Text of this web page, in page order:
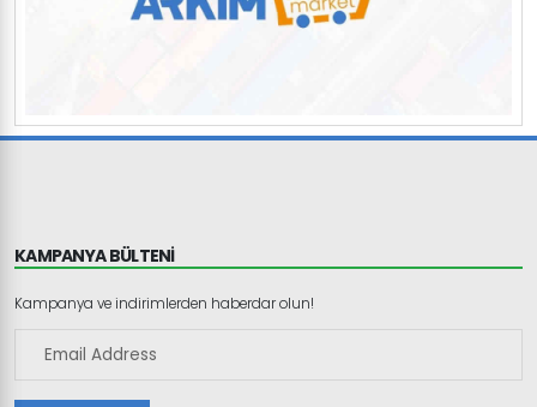
KAMPANYA BÜLTENİ
Kampanya ve indirimlerden haberdar olun!